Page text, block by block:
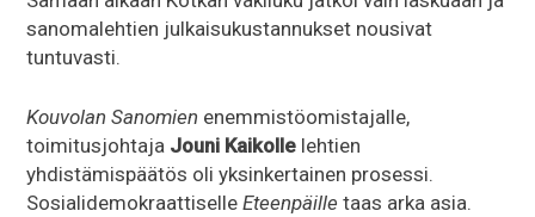
sanomalehtien julkaisukustannukset nousivat
tuntuvasti.
Kouvolan Sanomien enemmistöomistajalle,
toimitusjohtaja Jouni Kaikolle lehtien
yhdistämispäätös oli yksinkertainen prosessi.
SosialidemokraattiselleEteenpäille taas arka asia.